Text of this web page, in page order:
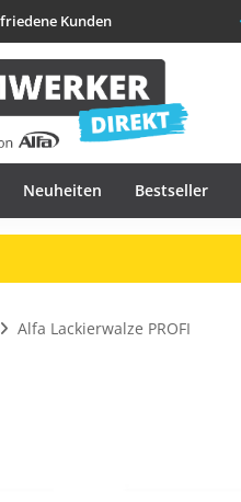
Kunden
Neuheiten Bestseller
Alfa Lackierwalze PROFI